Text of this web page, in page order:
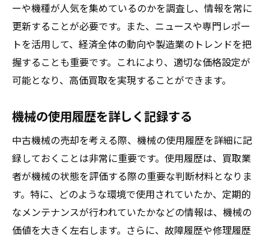
売却後の手続きとフォロー
機械の状態を最適化して買取価格を引き上げる
方法
正常稼動を確認する
部品の交換と修理のタイミング
オーバーホールの効果とコスト
専門業者による診断サービスの利用
減価償却の状況を確認する
信頼できる買取業者を選ぶための目利きポイン
ト
業者の評価と実績をチェック
ーや機種が人気を集めているのかを調査し、情報を常に
更新することが必要です。また、ニュースや専門レポー
トを活用して、経済全体の動向や製造業のトレンドを把
握することも重要です。これにより、適切な価格設定が
可能となり、高価買取を実現することができます。
機械の使用履歴を詳しく記録する
中古機械の売却を考える際、機械の使用履歴を詳細に記
録しておくことは非常に重要です。使用履歴は、買取業
者が機械の状態を評価する際の重要な判断材料となりま
す。特に、どのような環境で使用されていたか、定期的
なメンテナンスが行われていたかなどの情報は、機械の
価値を大きく左右します。さらに、故障履歴や修理履歴